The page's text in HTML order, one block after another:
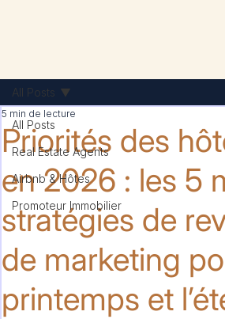
All Posts
Real Estate Agents
Airbnb & Hôtes
Promoteur Immobilier
All Posts
Priorités des
en 2026 : les 5
stratégies de
de marketing
printemps et
5 min de lecture